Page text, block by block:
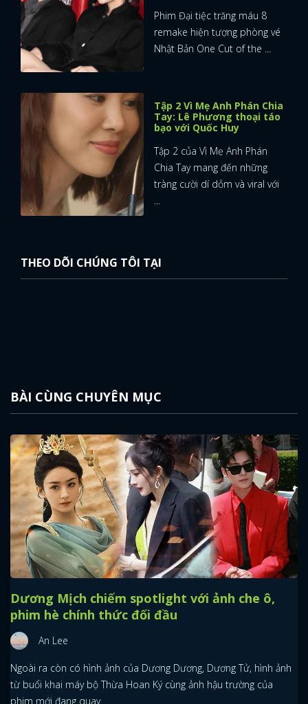
Phim Đại tiệc trăng máu 8
remake hiện tượng phòng vé
Nhật Bản One Cut of the ...
Tập 2 Vì Mẹ Anh Phán Chia
Tay: Lê Phương thoại táo
bạo với Quốc Huy
Tập 2 của Vì Mẹ Anh Phán
Chia Tay mang đến những
tràng cười dí dỏm và viral với
...
THEO DÕI CHÚNG TÔI TẠI
BÀI CÙNG CHUYÊN MỤC
Dương Mịch chiếm spotlight với ảnh che ô,
phim hè chính thức đối đầu
An Lee
Ngoài ra còn có hình ảnh của Dương Dương, Dương Tử, hình ảnh
từ buổi khai máy bộ Thừa Hoan Ký cùng ảnh hậu trường của
phim mới đang quay.